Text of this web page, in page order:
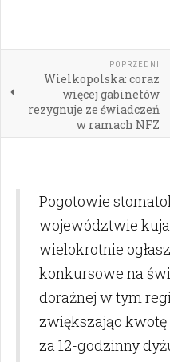
POPRZEDNI
Wielkopolska: coraz
więcej gabinetów
rezygnuje ze świadczeń
w ramach NFZ
Pogotowie
województwie
wielokrotnie
konkursowe na
doraźnej w tym
zwiększając kwotę
za 12-godzinny